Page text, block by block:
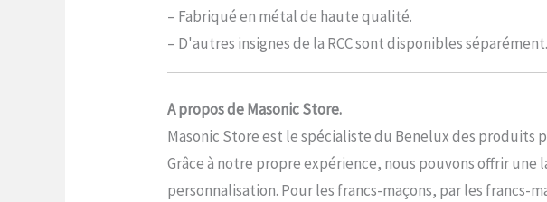
– Fabriqué en métal de haute qualité.
– D'autres insignes de la RCC sont disponibles séparément.
A propos de Masonic Store.
Masonic Store est le spécialiste du Benelux des produits
Grâce à notre propre expérience, nous pouvons offrir
personnalisation. Pour les francs-maçons, par les francs-